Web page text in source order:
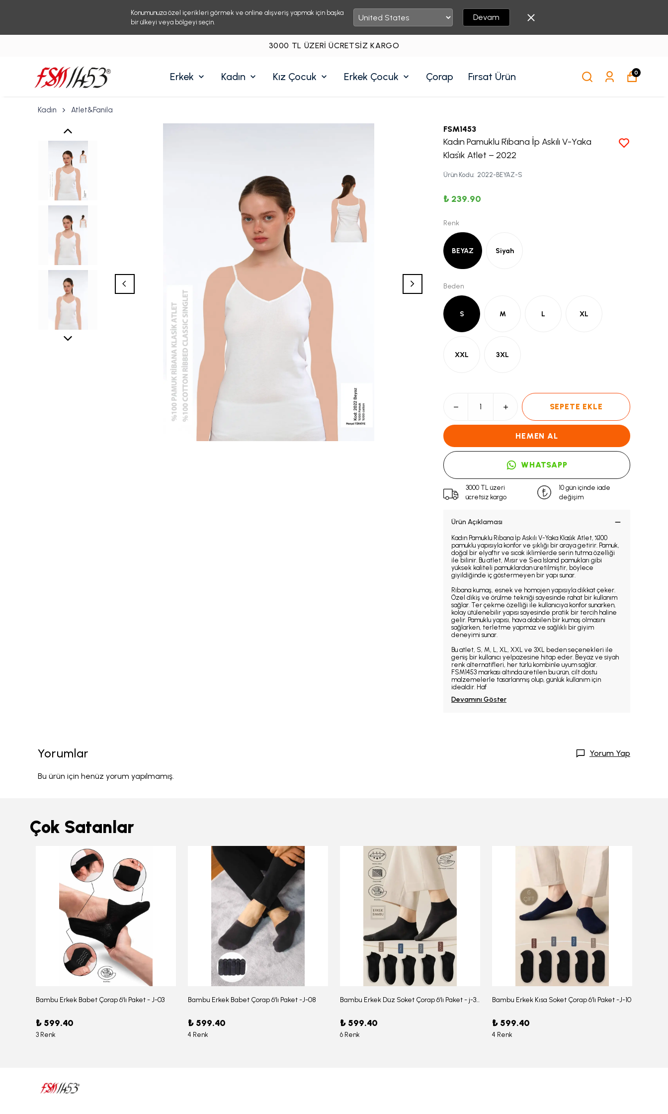
Konumunuza özel içerikleri görmek ve online alışveriş yapmak için başka
bir ülkeyi veya bölgeyi seçin.
Devam
3000 TL ÜZERI ÜCRETSIZ KARGO
Erkek Kadın Kız Çocuk Erkek Çocuk Çorap Fırsat Ürün 0
Kadın Atlet&Fanila
FSM1453
Kadın Pamuklu Ri̇bana İp Askılı V-Yaka
Klasi̇k Atlet – 2022
Ürün Kodu: 2022-BEYAZ-S
₺ 239.90
Renk
BEYAZ Siyah
Beden
S M L XL
XXL 3XL
SEPETE EKLE
HEMEN AL
WHATSAPP
3000 TL üzeri
ücretsiz kargo
10 gün içinde iade
değişim
Ürün Açıklaması
Kadın Pamuklu Ribana İp Askılı V-Yaka Klasi̇k Atlet, %100
pamuklu yapısıyla konfor ve şıklığı bir araya getirir. Pamuk,
doğal bir elyaftır ve sıcak iklimlerde serin tutma özelliği
ile bilinir. Bu atlet, Mısır ve Sea Island pamukları gibi
yüksek kaliteli pamuklardan üretilmiştir, böylece
giyildiğinde iç göstermeyen bir yapı sunar.
Ribana kumaş, esnek ve homojen yapısıyla dikkat çeker.
Özel dikiş ve örülme tekniği sayesinde rahat bir kullanım
sağlar. Ter çekme özelliği ile kullanıcıya konfor sunarken,
kolay ütülenebilir yapısı sayesinde pratik bir tercih haline
gelir. Pamuklu yapısı, hava alabilen bir kumaş olmasını
sağlarken, terletme yapmaz ve sağlıklı bir giyim
deneyimi sunar.
Bu atlet, S, M, L, XL, XXL ve 3XL beden seçenekleri ile
geniş bir kullanıcı yelpazesine hitap eder. Beyaz ve siyah
renk alternatifleri, her türlü kombinle uyum sağlar.
FSM1453 markası altında üretilen bu ürün, cilt dostu
malzemelerle tasarlanmış olup, günlük kullanım için
idealdir. Haf
Devamını Göster
Yorumlar Yorum Yap
Bu ürün için henüz yorum yapılmamış.
Çok Satanlar
Bambu Erkek Babet Çorap 6'lı Paket - J-03
₺ 599.40
3 Renk
Bambu Erkek Babet Çorap 6'lı Paket -J-08
₺ 599.40
4 Renk
Bambu Erkek Düz Soket Çorap 6'lı Paket - j-354
₺ 599.40
6 Renk
Bambu Erkek Kısa Soket Çorap 6’lı Paket -J-10
₺ 599.40
4 Renk